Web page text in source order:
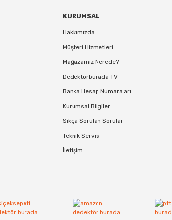
KURUMSAL
Hakkımızda
Müşteri Hizmetleri
Mağazamız Nerede?
Dedektörburada TV
Banka Hesap Numaraları
Kurumsal Bilgiler
Sıkça Sorulan Sorular
Teknik Servis
İletişim